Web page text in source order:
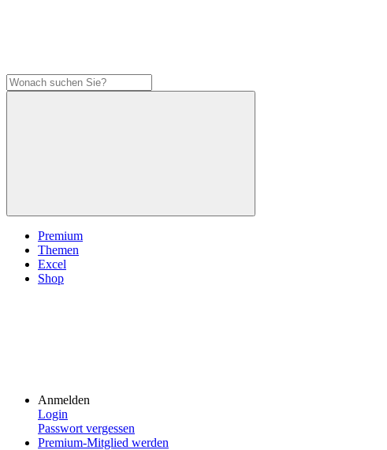
Premium
Themen
Excel
Shop
Anmelden
Login
Passwort vergessen
Premium-Mitglied werden